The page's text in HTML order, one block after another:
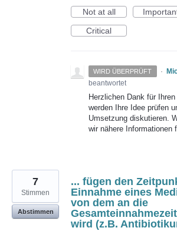
Not at all
Critical
WIRD ÜBERPRÜFT ·
beantwortet
Herzlichen Dank für
werden Ihre Idee prüfen
Umsetzung diskutieren.
wir nähere Informationen
... fügen den
Einnahme eines
von dem an die
wird (z.B.
7
Stimmen
Abstimmen